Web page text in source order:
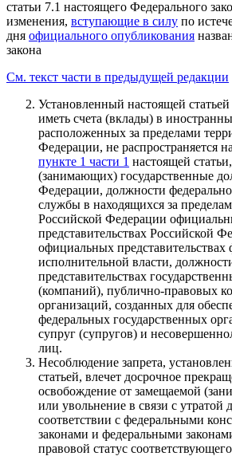
статьи 7.1 настоящего Федерального
изменения, вступающие в силу по
дня официального опубликования
закона
См. текст части в предыдущей редакции
Установленный настоящей статьей
иметь счета (вклады) в
расположенных за пределами
Федерации, не распространяется
пункте 1 части 1 настоящей
(занимающих) государственные
Федерации, должности
службы в находящихся за
Российской Федерации
представительствах Российской
официальных представительствах
исполнительной власти,
представительствах
(компаний), публично-правовых
организаций, созданных для
федеральных государственных
супруг (супругов) и
лиц.
Несоблюдение запрета,
статьей, влечет досрочное
освобождение от замещаемой
или увольнение в связи с утратой
соответствии с федеральными
законами и федеральными
правовой статус